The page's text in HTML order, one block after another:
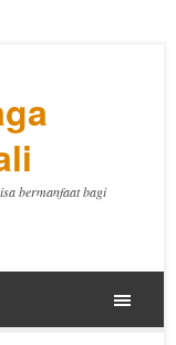
bermanfaat bagi